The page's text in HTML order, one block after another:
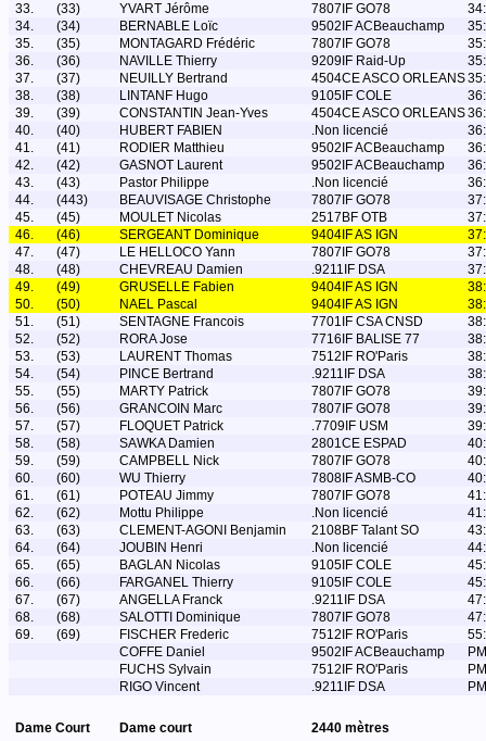
33.
(33) YVART Jérôme 7807IF GO78
34.
(34) BERNABLE Loïc 9502IF ACBeauchamp
35.
(35) MONTAGARD Frédéric 7807IF GO78
36.
(36) NAVILLE Thierry 9209IF Raid-Up
37.
(37) NEUILLY Bertrand 4504CE ASCO ORLEANS
38.
(38) LINTANF Hugo 9105IF COLE
39.
(39) CONSTANTIN Jean-Yves 4504CE ASCO ORLEANS
40.
(40) HUBERT FABIEN .Non licencié
41.
(41) RODIER Matthieu 9502IF ACBeauchamp
42.
(42) GASNOT Laurent 9502IF ACBeauchamp
43.
(43) Pastor Philippe .Non licencié
44.
(443) BEAUVISAGE Christophe 7807IF GO78
45.
(45) MOULET Nicolas 2517BF OTB
46.
(46) SERGEANT Dominique 9404IF AS IGN
47.
(47) LE HELLOCO Yann 7807IF GO78
48.
(48) CHEVREAU Damien .9211IF DSA
49.
(49) GRUSELLE Fabien 9404IF AS IGN
50.
(50) NAEL Pascal 9404IF AS IGN
51.
(51) SENTAGNE Francois 7701IF CSA CNSD
52.
(52) RORA Jose 7716IF BALISE 77
53.
(53) LAURENT Thomas 7512IF RO'Paris
54.
(54) PINCE Bertrand .9211IF DSA
55.
(55) MARTY Patrick 7807IF GO78
56.
(56) GRANCOIN Marc 7807IF GO78
57.
(57) FLOQUET Patrick .7709IF USM
58.
(58) SAWKA Damien 2801CE ESPAD
59.
(59) CAMPBELL Nick 7807IF GO78
60.
(60) WU Thierry 7808IF ASMB-CO
61.
(61) POTEAU Jimmy 7807IF GO78
62.
(62) Mottu Philippe .Non licencié
63.
(63) CLEMENT-AGONI Benjamin 2108BF Talant SO
64.
(64) JOUBIN Henri .Non licencié
65.
(65) BAGLAN Nicolas 9105IF COLE
66.
(66) FARGANEL Thierry 9105IF COLE
67.
(67) ANGELLA Franck .9211IF DSA
68.
(68) SALOTTI Dominique 7807IF GO78
69.
(69) FISCHER Frederic 7512IF RO'Paris
COFFE Daniel
9502IF ACBeauchamp
PM
FUCHS Sylvain
7512IF RO'Paris
PM
RIGO Vincent
.9211IF DSA PM
Dame Court Dame court
2440 mètres